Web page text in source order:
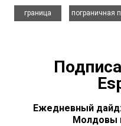
граница
пограничная
Ежедневный
Молдовы